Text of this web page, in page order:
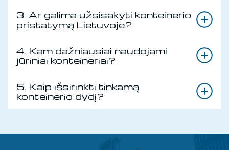
3. Ar galima užsisakyti konteinerio
pristatymą Lietuvoje?
4. Kam dažniausiai naudojami
jūriniai konteineriai?
5. Kaip išsirinkti tinkamą
konteinerio dydį?